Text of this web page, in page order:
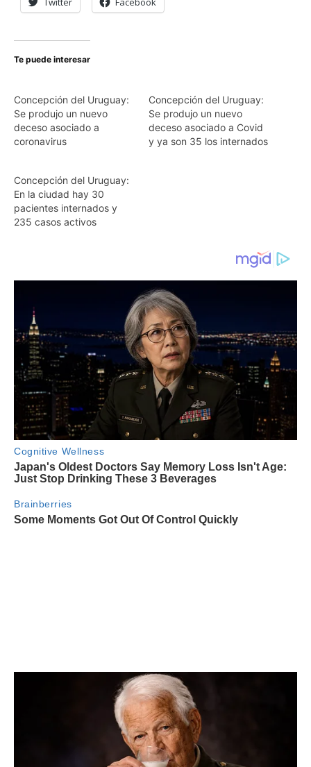
Te puede interesar
Concepción del Uruguay:
Se produjo un nuevo
deceso asociado a
coronavirus
Concepción del Uruguay:
Se produjo un nuevo
deceso asociado a Covid
y ya son 35 los internados
Concepción del Uruguay:
En la ciudad hay 30
pacientes internados y
235 casos activos